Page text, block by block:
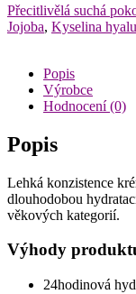
Přecitlivělá suchá
Jojoba, Kyselina
Popis
Výrobce
Hodnocení (0)
Popis
Lehká konzistence
dlouhodobou
věkových kategorií.
Výhody
24hodinová